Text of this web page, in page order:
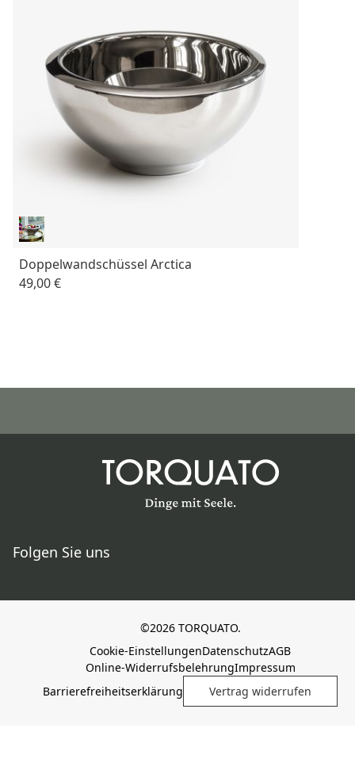
Doppelwandschüssel Arctica
49,00 €
Folgen Sie uns
©2026 TORQUATO.
Cookie-EinstellungenDatenschutzAGB
Online-WiderrufsbelehrungImpressum
Barrierefreiheitserklärung
Vertrag widerrufen